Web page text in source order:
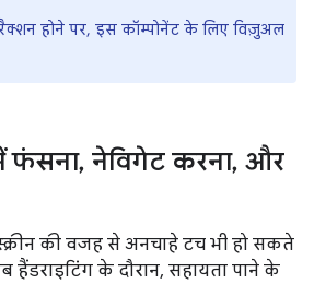
होने पर, इस कॉम्पोनेंट के लिए विज़ुअल
फंसना, नेविगेट करना, और
की वजह से अनचाहे टच भी हो सकते
हैंडराइटिंग के दौरान, सहायता पाने के